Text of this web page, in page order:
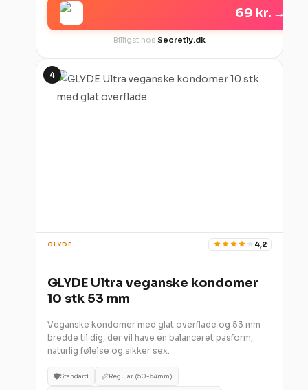
69 kr. →
Billigst hos Secretly.dk
4
GLYDE 4,2
GLYDE Ultra veganske kondomer
10 stk 53 mm
Veganske kondomer med glat overflade og 53 mm
bredde til dig, der vil have en balanceret pasform,
naturlig følelse og sikker sex.
🛡️Standard 📏Regular (50-54mm)